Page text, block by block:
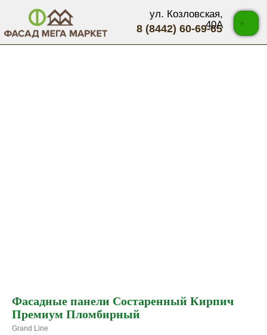
8 (8442) 60-69-65
ул. Козловская,
40А
Фасадные панели Состаренный Кирпич
Премиум Пломбирный
Grand Line